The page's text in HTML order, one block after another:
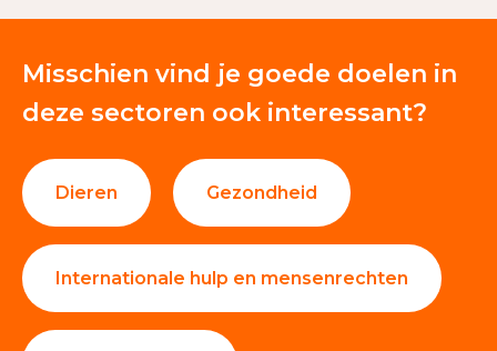
Misschien vind je goede doelen in
deze sectoren ook interessant?
Dieren Gezondheid
Internationale hulp en mensenrechten